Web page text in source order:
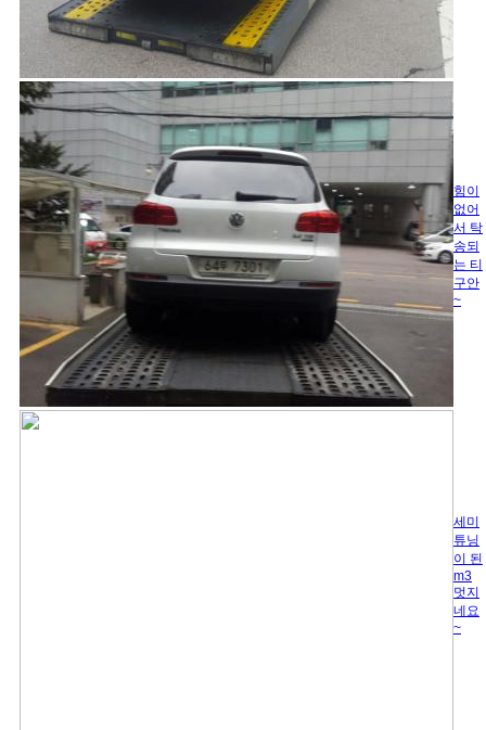
힘이
없어
서 탁
송되
는 티
구안
~
세미
튜닝
이 된
m3
멋지
네요
~